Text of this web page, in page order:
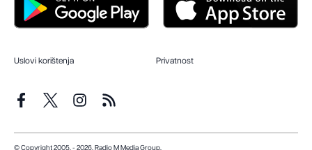
Uslovi korištenja Privatnost
© Copyright 2005. - 2026. Radio M Media Group.